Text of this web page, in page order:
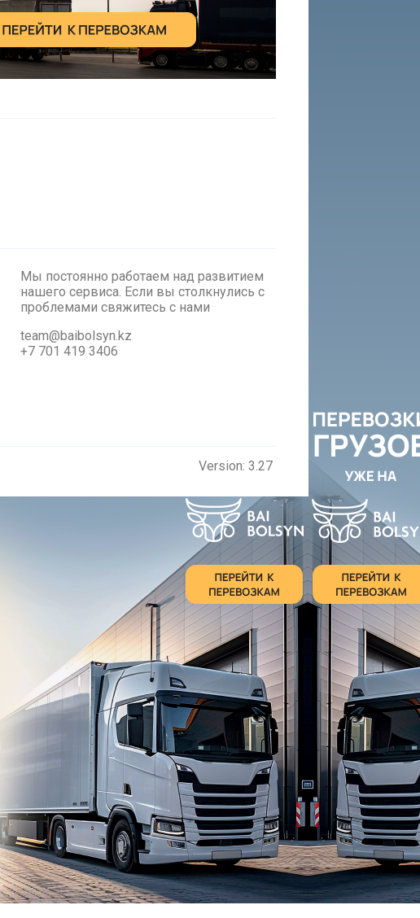
Мы постоянно работаем над развитием
нашего сервиса. Если вы столкнулись с
проблемами cвяжитесь с нами
team@baibolsyn.kz
+7 701 419 3406
Version: 3.27